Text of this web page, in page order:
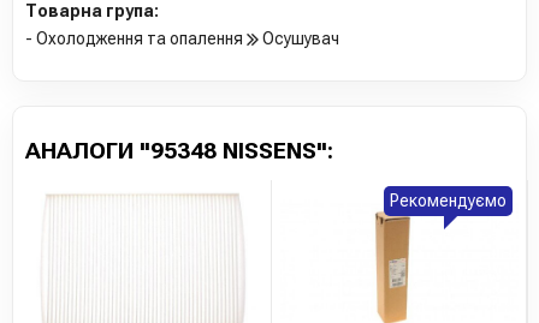
Товарна група:
- Охолодження та опалення
Осушувач
АНАЛОГИ "95348 NISSENS":
Рекомендуємо